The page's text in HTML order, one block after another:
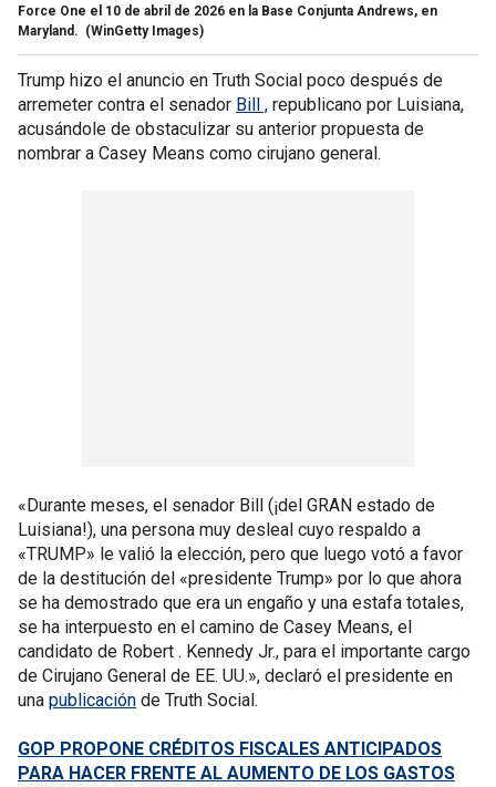
Force One el 10 de abril de 2026 en la Base Conjunta Andrews, en
Maryland. (WinGetty Images)
Trump hizo el anuncio en Truth Social poco después de
arremeter contra el senador Bill , republicano por Luisiana,
acusándole de obstaculizar su anterior propuesta de
nombrar a Casey Means como cirujano general.
«Durante meses, el senador Bill (¡del GRAN estado de
Luisiana!), una persona muy desleal cuyo respaldo a
«TRUMP» le valió la elección, pero que luego votó a favor
de la destitución del «presidente Trump» por lo que ahora
se ha demostrado que era un engaño y una estafa totales,
se ha interpuesto en el camino de Casey Means, el
candidato de Robert . Kennedy Jr., para el importante cargo
de Cirujano General de EE. UU.», declaró el presidente en
una publicación de Truth Social.
GOP PROPONE CRÉDITOS FISCALES ANTICIPADOS
PARA HACER FRENTE AL AUMENTO DE LOS GASTOS